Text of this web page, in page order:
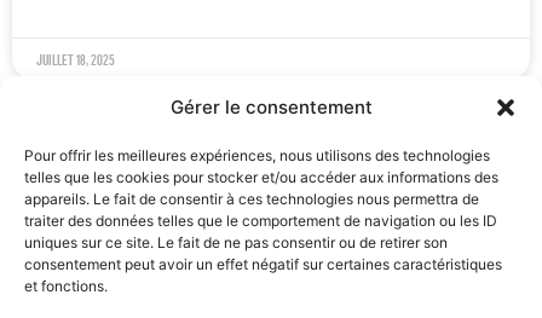
Gérer le consentement
Pour offrir les meilleures expériences, nous utilisons des technologies
telles que les cookies pour stocker et/ou accéder aux informations des
appareils. Le fait de consentir à ces technologies nous permettra de
traiter des données telles que le comportement de navigation ou les ID
uniques sur ce site. Le fait de ne pas consentir ou de retirer son
consentement peut avoir un effet négatif sur certaines caractéristiques
et fonctions.
juillet 18, 2025